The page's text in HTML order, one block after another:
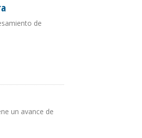
de
un avance de